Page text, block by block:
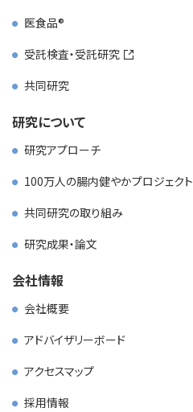
医食品
受託検査・受託研究
共同研究
研究について
研究アプローチ
100万人の腸内健やかプロジェクト
共同研究の取り組み
研究成果・論文
会社情報
会社概要
アドバイザリーボード
アクセスマップ
採用情報